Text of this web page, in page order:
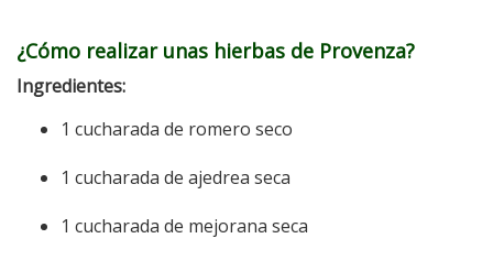
¿Cómo realizar unas hierbas de Provenza?
Ingredientes:
1 cucharada de romero seco
1 cucharada de ajedrea seca
1 cucharada de mejorana seca